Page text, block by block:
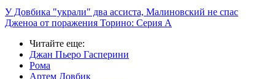
У Довбика "украли" два ассиста, Малиновский не спас
Дженоа от поражения Торино: Серия А
Читайте еще:
Джан Пьеро Гасперини
Рома
Артем Довбик